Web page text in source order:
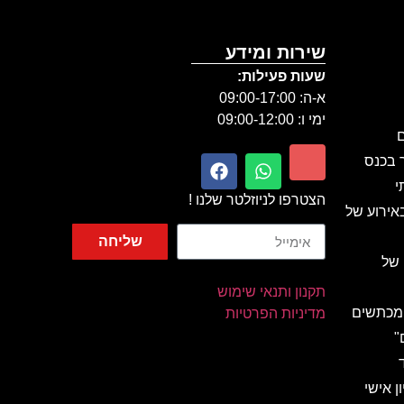
בכנס
של
של
מכתשים
אישי
שירות ומידע
שעות פעילות:
א-ה: 09:00-17:00
ימי ו: 09:00-12:00
הצטרפו לניוזלטר שלנו !
שליחה
תקנון ותנאי שימוש
מדיניות הפרטיות